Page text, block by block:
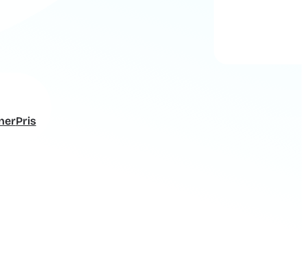
Pris